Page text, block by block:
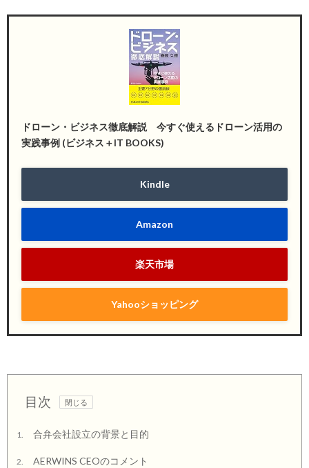
ドローン・ビジネス徹底解説 今すぐ使えるドローン活用の
実践事例 (ビジネス＋IT BOOKS)
Kindle
Amazon
楽天市場
Yahooショッピング
目次
1. 合弁会社設立の背景と目的
2. AERWINS CEOのコメント